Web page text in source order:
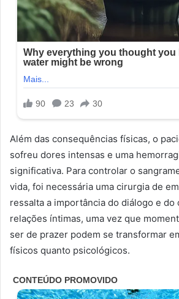
Além das consequências físicas, o
sofreu dores intensas e uma
significativa. Para controlar o
vida, foi necessária uma cirurgia de
ressalta a importância do diálogo e do
relações íntimas, uma vez que
ser de prazer podem se transformar
físicos quanto psicológicos.